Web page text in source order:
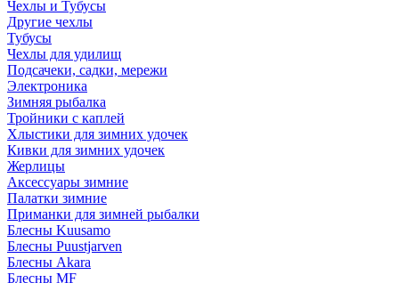
Чехлы и Тубусы
Другие чехлы
Тубусы
Чехлы для удилищ
Подсачеки, садки, мережи
Электроника
Зимняя рыбалка
Тройники с каплей
Хлыстики для зимних удочек
Кивки для зимних удочек
Жерлицы
Аксессуары зимние
Палатки зимние
Приманки для зимней рыбалки
Блесны Kuusamo
Блесны Puustjarven
Блесны Akara
Блесны MF